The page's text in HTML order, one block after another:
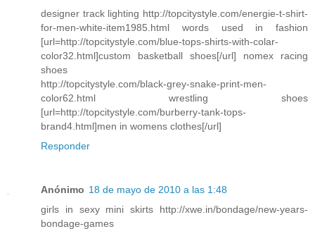
designer track lighting http://topcitystyle.com/energie-t-shirt-
for-men-white-item1985.html words used in fashion
[url=http://topcitystyle.com/blue-tops-shirts-with-colar-
color32.html]custom basketball shoes[/url] nomex racing
shoes
http://topcitystyle.com/black-grey-snake-print-men-
color62.html wrestling shoes
[url=http://topcitystyle.com/burberry-tank-tops-
brand4.html]men in womens clothes[/url]
Responder
Anónimo 18 de mayo de 2010 a las 1:48
girls in sexy mini skirts http://xwe.in/bondage/new-years-
bondage-games